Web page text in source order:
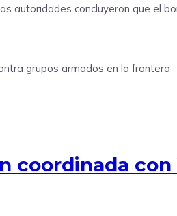
autoridades concluyeron que el
coordinada